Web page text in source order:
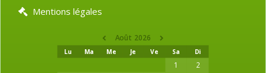
Mentions légales
Août 2026
Lu Ma Me Je Ve Sa Di
1
2